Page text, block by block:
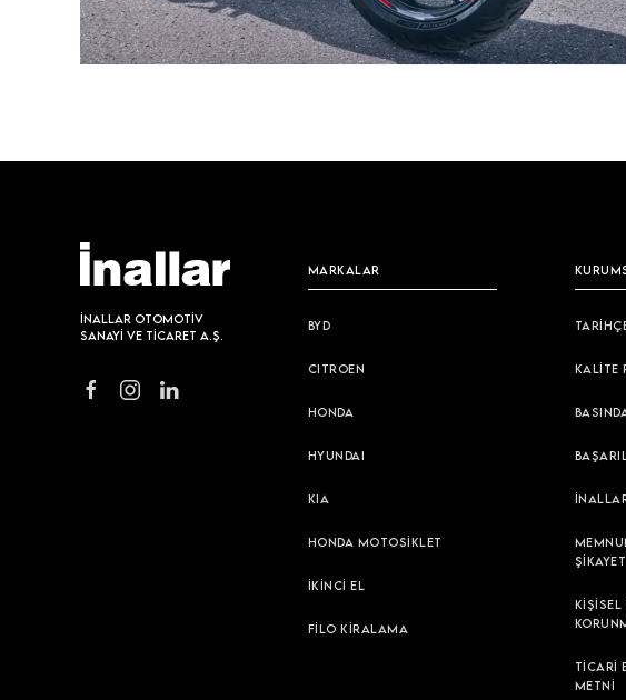
İNALLAR OTOMOTİV
SANAYİ VE TİCARET A.Ş.
MARKALAR
BYD
CITROEN
HONDA
HYUNDAI
KIA
HONDA MOTOSİKLET
İKİNCİ EL
FİLO KİRALAMA
KALİTE
ŞİKAYET
KİŞİSEL
TİCARİ
METNİ